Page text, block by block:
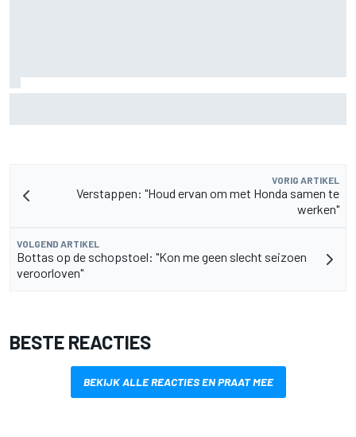
VORIG ARTIKEL
Verstappen: "Houd ervan om met Honda samen te
werken"
VOLGEND ARTIKEL
Bottas op de schopstoel: "Kon me geen slecht seizoen
veroorloven"
BESTE REACTIES
BEKIJK ALLE REACTIES EN PRAAT MEE